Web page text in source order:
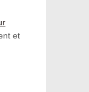
et